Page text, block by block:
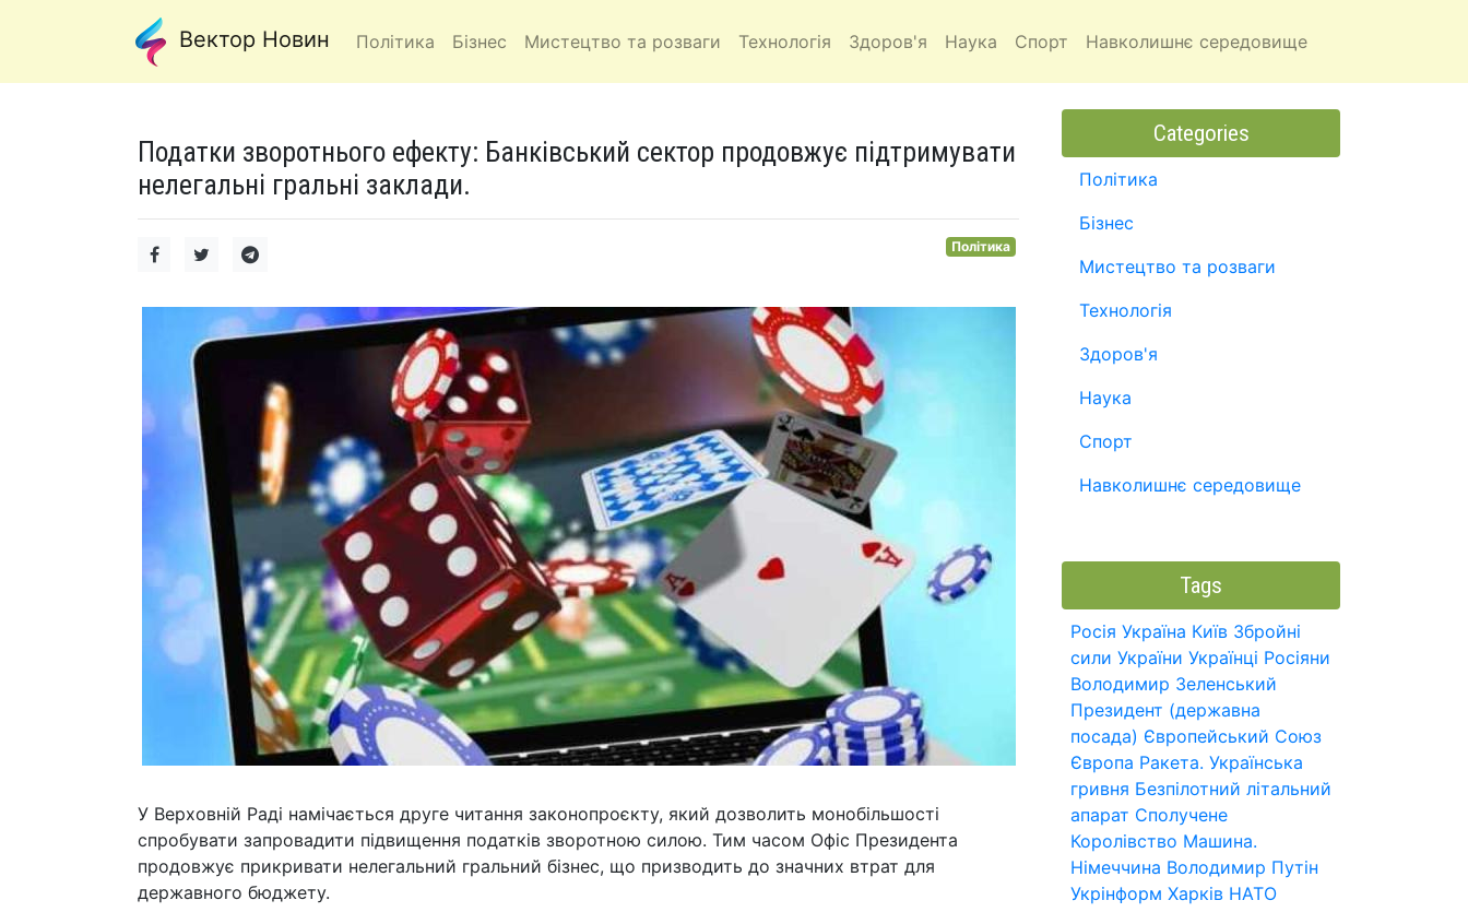
Вектор Новин Політика Бізнес Мистецтво та розваги Технологія Здоров'я Наука Спорт Навколишнє середовище
Податки зворотнього ефекту: Банківський сектор продовжує підтримувати
нелегальні гральні заклади.
Політика
У Верховній Раді намічається друге читання законопроєкту, який дозволить монобільшості
спробувати запровадити підвищення податків зворотною силою. Тим часом Офіс Президента
продовжує прикривати нелегальний гральний бізнес, що призводить до значних втрат для
державного бюджету.
Categories
Політика
Бізнес
Мистецтво та розваги
Технологія
Здоров'я
Наука
Спорт
Навколишнє середовище
Tags
Росія Україна Київ Збройні
сили України Українці Росіяни
Володимир Зеленський
Президент (державна
посада) Європейський Союз
Європа Ракета. Українська
гривня Безпілотний літальний
апарат Сполучене
Королівство Машина.
Німеччина Володимир Путін
Укрінформ Харків НАТО